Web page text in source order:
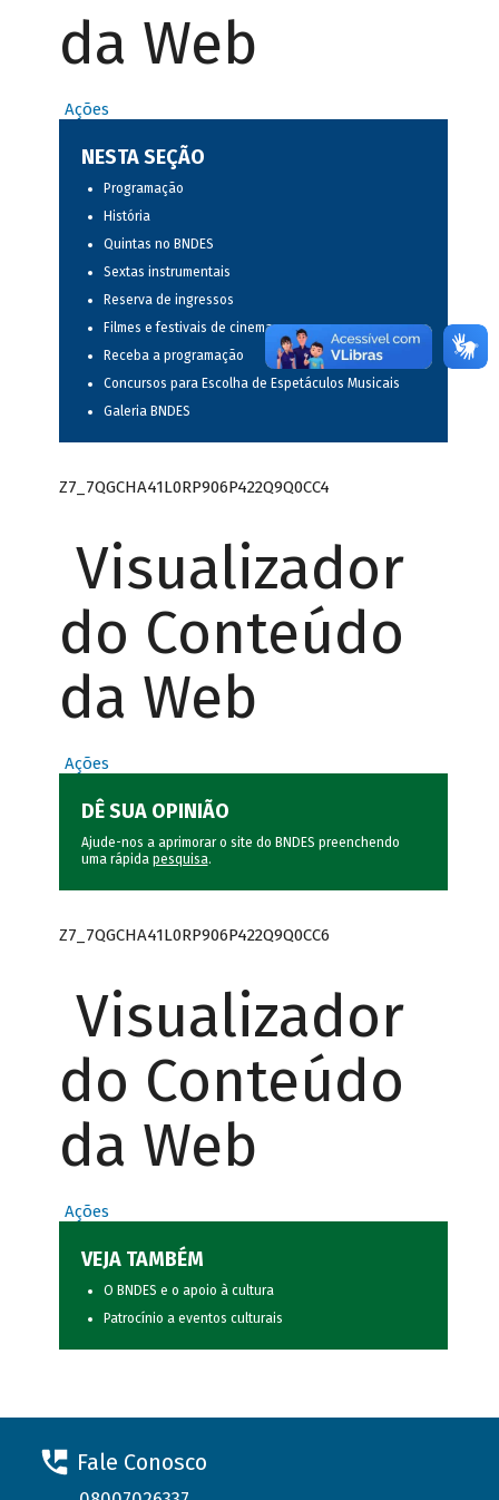
da Web
Ações
NESTA SEÇÃO
Programação
História
Quintas no BNDES
Sextas instrumentais
Reserva de ingressos
Filmes e festivais de cinema
Receba a programação
Concursos para Escolha de Espetáculos Musicais
Galeria BNDES
Z7_7QGCHA41L0RP906P422Q9Q0CC4
Visualizador
do Conteúdo
da Web
Ações
DÊ SUA OPINIÃO
Ajude-nos a aprimorar o site do BNDES preenchendo
uma rápida pesquisa.
Z7_7QGCHA41L0RP906P422Q9Q0CC6
Visualizador
do Conteúdo
da Web
Ações
VEJA TAMBÉM
O BNDES e o apoio à cultura
Patrocínio a eventos culturais
Fale Conosco